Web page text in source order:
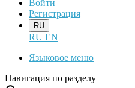
Войти
Регистрация
RU
RU EN
Языковое меню
Навигация по разделу